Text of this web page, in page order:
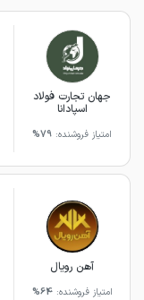
جهان تجارت فولاد
اسپادانا
امتیاز فروشنده: 79%
آهن رویال
امتیاز فروشنده:64%